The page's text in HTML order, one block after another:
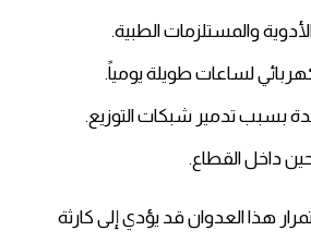
والمستلزمات الطبية.
لساعات طويلة يومياً.
بسبب تدمير شبكات التوزيع.
داخل القطاع.
هذا العدوان قد يؤدي إلى كارثة